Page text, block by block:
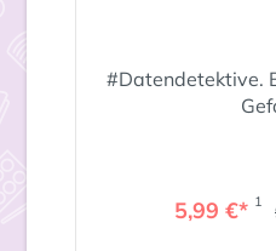
#Datendetektive.
5,99 €* 1